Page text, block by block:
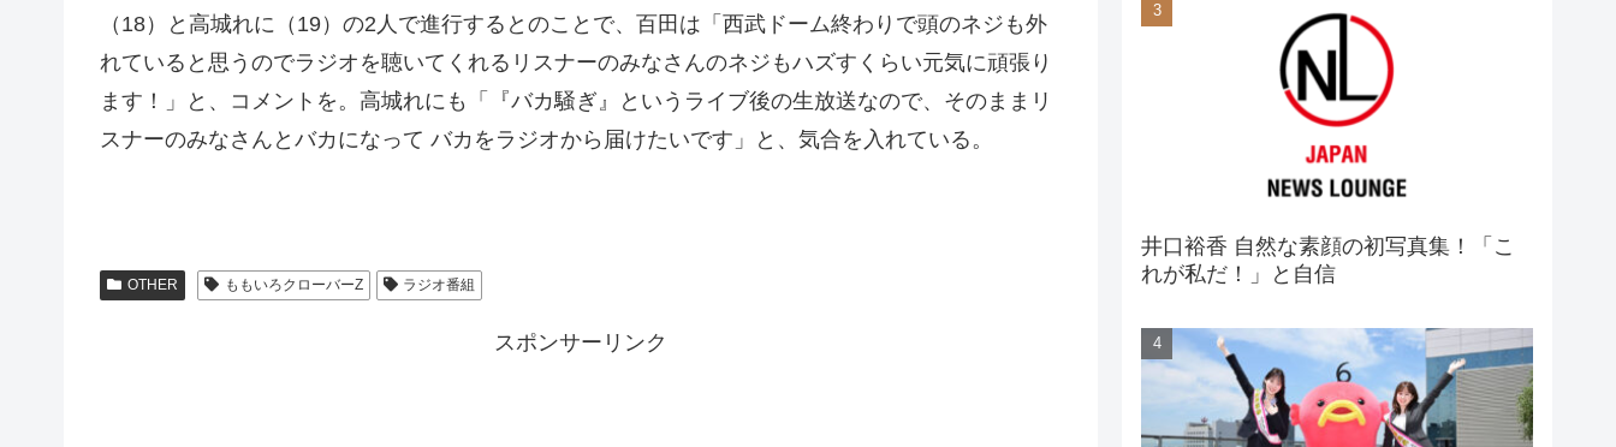
（18）と高城れに（19）の2人で進行するとのことで、百田は「西武ドーム終わりで頭のネジも外
れていると思うのでラジオを聴いてくれるリスナーのみなさんのネジもハズすくらい元気に頑張り
ます！」と、コメントを。高城れにも「『バカ騒ぎ』というライブ後の生放送なので、そのままリ
スナーのみなさんとバカになって バカをラジオから届けたいです」と、気合を入れている。
OTHER ももいろクローバーZ ラジオ番組
スポンサーリンク
井口裕香 自然な素顔の初写真集！「こ
れが私だ！」と自信